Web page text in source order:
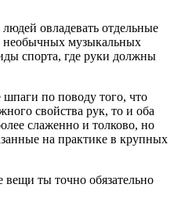
овладевать отдельные
необычных музыкальных
спорта, где руки должны
по поводу того, что
свойства рук, то и оба
слаженно и толково, но
на практике в крупных
ты точно обязательно